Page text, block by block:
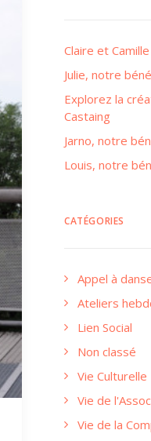
Claire et
Julie, notre
Explorez la
Castaing
Jarno, notre
Louis, notre
CATÉGORIES
Appel à
Ateliers
Lien Social
Non classé
Vie Culturelle
Vie de
Vie de la